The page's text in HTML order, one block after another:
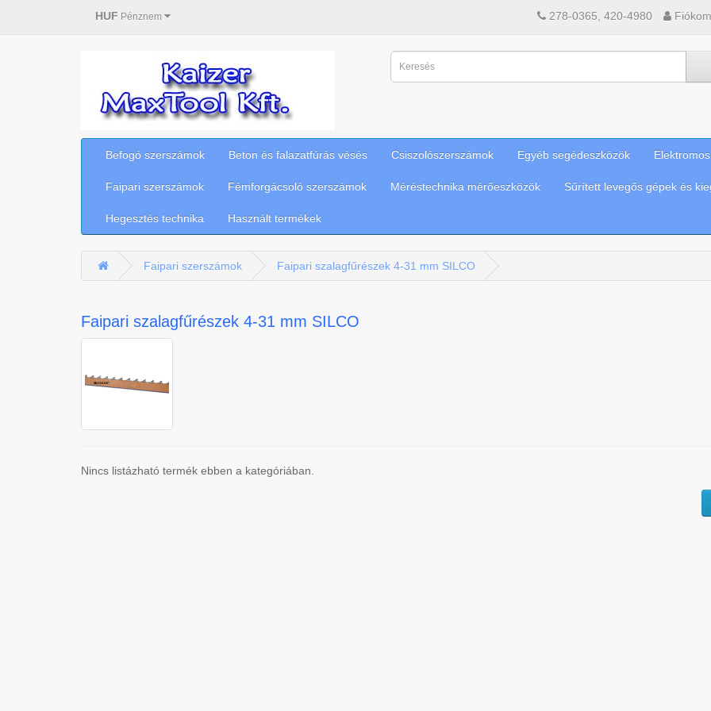
HUF Pénznem 278-0365, 420-4980 Fiókom
Befogó szerszámok Beton és falazatfúrás vésés Csiszolószerszámok Egyéb segédeszközök
Faipari szerszámok Fémforgácsoló szerszámok Méréstechnika mérőeszközök Sűrített levegős gépek és
Hegesztés technika Használt termékek
Faipari szerszámok Faipari szalagfűrészek 4-31 mm SILCO
Faipari szalagfűrészek 4-31 mm SILCO
Nincs listázható termék ebben a kategóriában.